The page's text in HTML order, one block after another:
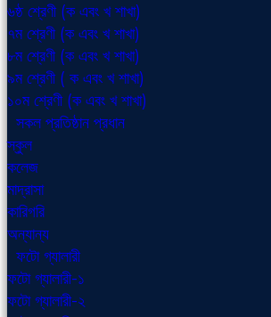
৬ষ্ঠ শ্রেণী (ক এবং খ শাখা)
৭ম শ্রেণী (ক এবং খ শাখা)
৮ম শ্রেণী (ক এবং খ শাখা)
৯ম শ্রেণী ( ক এবং খ শাখা)
১০ম শ্রেণী (ক এবং খ শাখা)
সকল প্রতিষ্ঠান প্রধান
স্কুল
কলেজ
মাদ্রাসা
কারিগরি
অন্যান্য
ফটো গ্যালারী
ফটো গ্যালারী-১
ফটো গ্যালারী-২